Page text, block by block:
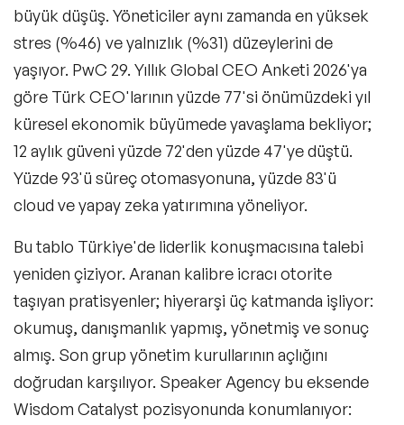
büyük düşüş. Yöneticiler aynı zamanda en yüksek
stres (%46) ve yalnızlık (%31) düzeylerini de
yaşıyor. PwC 29. Yıllık Global CEO Anketi 2026'ya
göre Türk CEO'larının yüzde 77'si önümüzdeki yıl
küresel ekonomik büyümede yavaşlama bekliyor;
12 aylık güveni yüzde 72'den yüzde 47'ye düştü.
Yüzde 93'ü süreç otomasyonuna, yüzde 83'ü
cloud ve yapay zeka yatırımına yöneliyor.
Bu tablo Türkiye'de liderlik konuşmacısına talebi
yeniden çiziyor. Aranan kalibre icracı otorite
taşıyan pratisyenler; hiyerarşi üç katmanda işliyor:
okumuş, danışmanlık yapmış, yönetmiş ve sonuç
almış. Son grup yönetim kurullarının açlığını
doğrudan karşılıyor. Speaker Agency bu eksende
Wisdom Catalyst pozisyonunda konumlanıyor: